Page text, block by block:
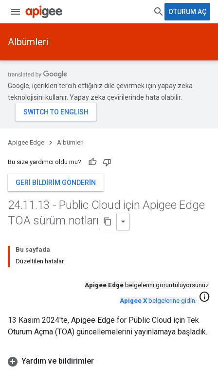
OTURUM AÇ
Albümleri
Google, içerikleri tercih ettiğiniz dile çevirmek için yapay zeka
teknolojisini kullanır. Yapay zeka çevirilerinde hata olabilir.
Apigee Edge Albümleri
Bu size yardımcı oldu mu?
GERI BILDIRIM GÖNDERIN
24.11 .13 - Public Cloud için Apigee Edge
TOA sürüm notları
Bu sayfada
Düzeltilen hatalar
Apigee Edge belgelerini görüntülüyorsunuz.
Apigee X belgelerine gidin. info
13 Kasım 2024'te, Apigee Edge for Public Cloud için Tek
Oturum Açma (TOA) güncellemelerini yayınlamaya başladık.
Yardım ve bildirimler